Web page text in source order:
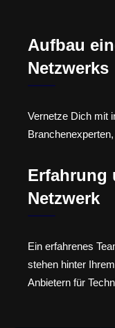
Aufbau
Netzwerks
Vernetze Dich mit
Erfahrung
Netzwerk
Ein erfahrenes
stehen hinter
Anbietern für